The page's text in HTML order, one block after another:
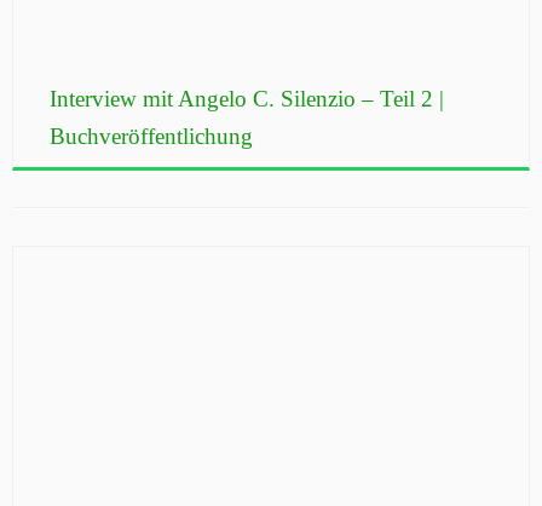
Interview mit Angelo C. Silenzio – Teil 2 |
Buchveröffentlichung